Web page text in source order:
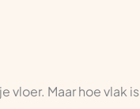
vloer. Maar hoe vlak is